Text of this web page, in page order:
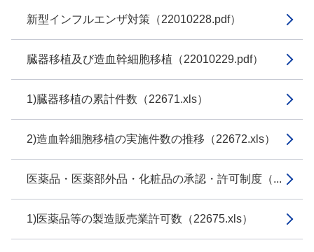
新型インフルエンザ対策（22010228.pdf）
臓器移植及び造血幹細胞移植（22010229.pdf）
1)臓器移植の累計件数（22671.xls）
2)造血幹細胞移植の実施件数の推移（22672.xls）
医薬品・医薬部外品・化粧品の承認・許可制度（...
1)医薬品等の製造販売業許可数（22675.xls）